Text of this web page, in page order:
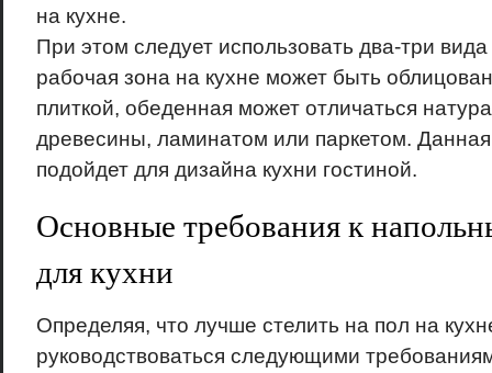
на кухне.
При этом следует использовать два-три
рабочая зона на кухне может быть
плиткой, обеденная может отличаться
древесины, ламинатом или паркетом.
подойдет для дизайна кухни гостиной.
Основные требования к
для кухни
Определяя, что лучше стелить на пол на
руководствоваться следующими